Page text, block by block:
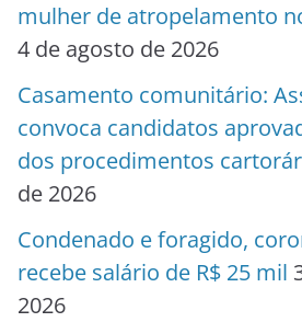
mulher de atropelamento
4 de agosto de 2026
Casamento comunitário:
convoca candidatos
dos procedimentos
de 2026
Condenado e foragido,
recebe salário de R$ 25 mil
2026